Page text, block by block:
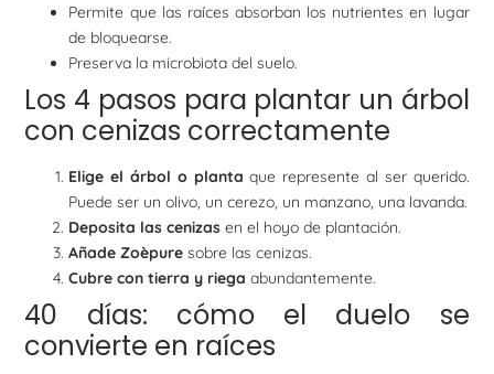
Permite que las raíces absorban los nutrientes en lugar
de bloquearse.
Preserva la microbiota del suelo.
Los 4 pasos para plantar un árbol
con cenizas correctamente
Elige el árbol o planta que represente al ser querido.
Puede ser un olivo, un cerezo, un manzano, una lavanda.
Deposita las cenizas en el hoyo de plantación.
Añade Zoèpure sobre las cenizas.
Cubre con tierra y riega abundantemente.
40 días: cómo el duelo se
convierte en raíces